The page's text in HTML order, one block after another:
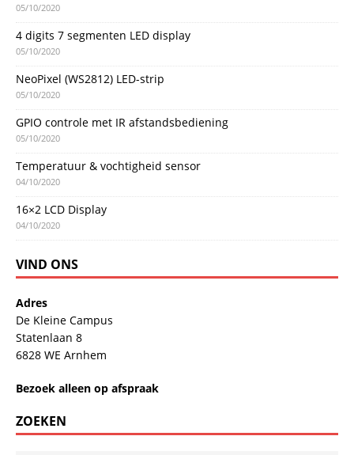
05/10/2020
4 digits 7 segmenten LED display
05/10/2020
NeoPixel (WS2812) LED-strip
05/10/2020
GPIO controle met IR afstandsbediening
05/10/2020
Temperatuur & vochtigheid sensor
04/10/2020
16×2 LCD Display
04/10/2020
VIND ONS
Adres
De Kleine Campus
Statenlaan 8
6828 WE Arnhem
Bezoek alleen op afspraak
ZOEKEN